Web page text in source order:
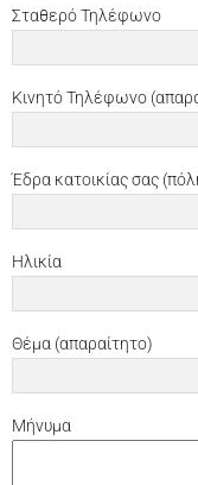
Σταθερό Τηλέφωνο
Κινητό Τηλέφωνο
Έδρα κατοικίας σας
Ηλικία
Θέμα (απαραίτητο)
Μήνυμα